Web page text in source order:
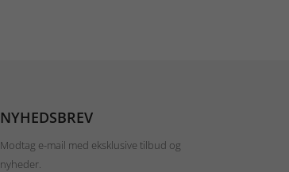
NYHEDSBREV
Modtag e-mail med eksklusive tilbud og
nyheder.